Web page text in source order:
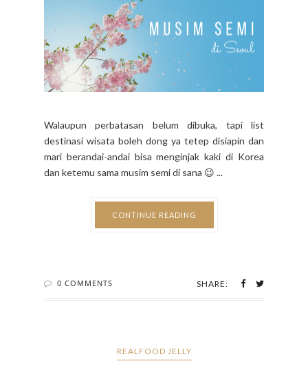
Walaupun perbatasan belum dibuka, tapi list
destinasi wisata boleh dong ya tetep disiapin dan
mari berandai-andai bisa menginjak kaki di Korea
dan ketemu sama musim semi di sana 😉 ...
CONTINUE READING
0 COMMENTS SHARE:
REALFOOD JELLY